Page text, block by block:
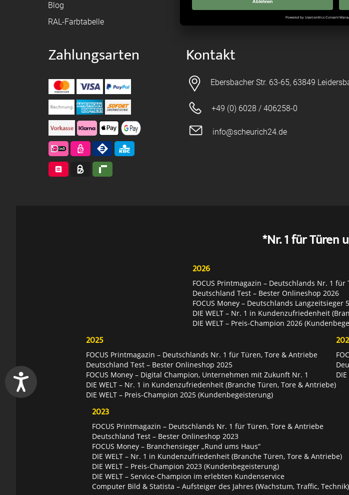
Blog
RAL-Farbtabelle
Elektrische Garagentore
Zahlungsarten Kontakt
Ebersbacher Str. 63-65, 63849
+49 (0) 6028 / 406258-0
info@scheurich24.de
*Nr. 1 für Türen
2026
FOCUS Printmagazin – Deutschlands Nr. 1
Deutschland Test – Bester Onlineshop 2026
FOCUS Money – Deutschlands
DIE WELT – Nr. 1 in Kundenzufriedenheit
DIE WELT – Preis-Champion 2026
2025
FOCUS Printmagazin – Deutschlands Nr. 1 für Türen, Tore & Antriebe
Deutschland Test – Bester Onlineshop 2025
FOCUS Money – Digital Champion, Unternehmen mit Zukunft Nr. 1
DIE WELT – Nr. 1 in Kundenzufriedenheit (Branche Türen, Tore & Antriebe)
DIE WELT – Preis-Champion 2025 (Kundenbegeisterung)
2023
FOCUS Printmagazin – Deutschlands Nr. 1 für Türen, Tore & Antriebe
Deutschland Test – Bester Onlineshop 2023
FOCUS Money – Branchensieger „Rund ums Haus“
DIE WELT – Nr. 1 in Kundenzufriedenheit (Branche Türen, Tore & Antriebe)
DIE WELT – Preis-Champion 2023 (Kundenbegeisterung)
DIE WELT – Service-Champion im erlebten Kundenservice
Computer Bild & Statista – Aufsteiger des Jahres (Wachstum, Traffic, Technik)